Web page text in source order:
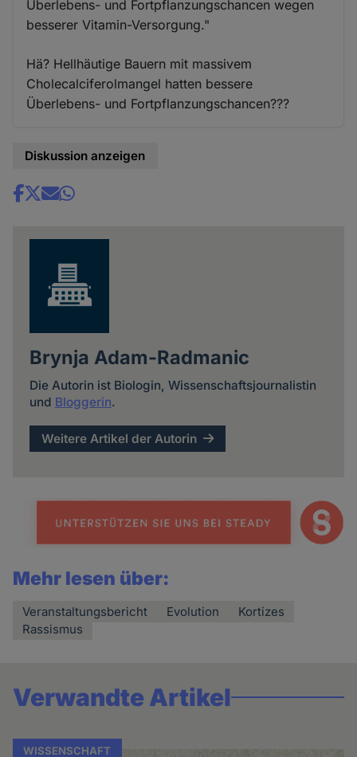
Überlebens- und Fortpflanzungschancen wegen
besserer Vitamin-Versorgung."
Hä? Hellhäutige Bauern mit massivem
Cholecalciferolmangel hatten bessere
Überlebens- und Fortpflanzungschancen???
Diskussion anzeigen
Share
Brynja Adam-Radmanic
Die Autorin ist Biologin, Wissenschaftsjournalistin
und Bloggerin.
Weitere Artikel der Autorin
Mehr lesen über:
Veranstaltungsbericht Evolution
Kortizes
Rassismus
Verwandte Artikel
WISSENSCHAFT